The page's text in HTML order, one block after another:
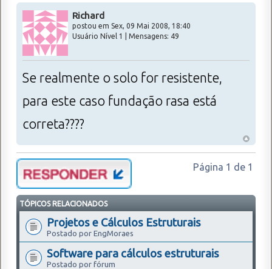
Richard
postou em Sex, 09 Mai 2008, 18:40
Usuário Nível 1 | Mensagens: 49
Se realmente o solo for resistente,
para este caso fundação rasa está
correta????
Página 1 de 1
TÓPICOS RELACIONADOS
Projetos e Cálculos Estruturais
Postado por EngMoraes
Software para cálculos estruturais
Postado por fórum